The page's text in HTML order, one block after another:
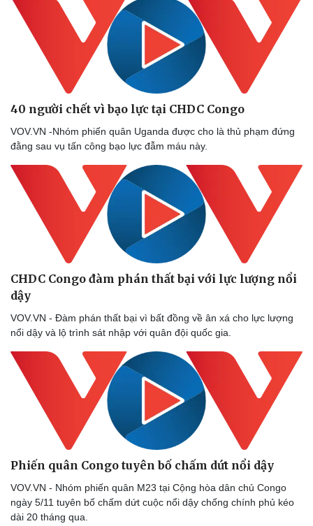
Thể thao
Bóng đá
Lịch thi đấu bóng đá
Thế giới thể thao
eSports
Ô tô - Xe máy
Xe máy
Tư vấn
40 người chết vì bạo lực tại CHDC Congo
VOV.VN -Nhóm phiến quân Uganda được cho là thủ phạm đứng
đằng sau vụ tấn công bạo lực đẫm máu này.
CHDC Congo đàm phán thất bại với lực lượng nổi
dậy
VOV.VN - Đàm phán thất bại vì bất đồng về ân xá cho lực lượng
nổi dậy và lộ trình sát nhập với quân đội quốc gia.
Phiến quân Congo tuyên bố chấm dứt nổi dậy
VOV.VN - Nhóm phiến quân M23 tại Cộng hòa dân chủ Congo
ngày 5/11 tuyên bố chấm dứt cuộc nổi dậy chống chính phủ kéo
dài 20 tháng qua.